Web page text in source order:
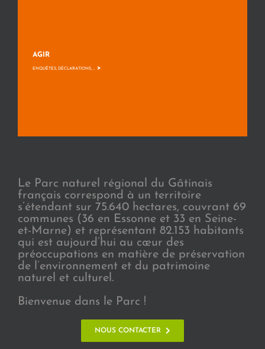
AGIR
ENQUÊTES, DÉCLARATIONS, ... >
Le Parc naturel régional du Gâtinais
français correspond à un territoire
s’étendant sur 75.640 hectares, couvrant 69
communes (36 en Essonne et 33 en Seine-
et-Marne) et représentant 82.153 habitants
qui est aujourd’hui au cœur des
préoccupations en matière de préservation
de l’environnement et du patrimoine
naturel et culturel.
Bienvenue dans le Parc !
NOUS CONTACTER